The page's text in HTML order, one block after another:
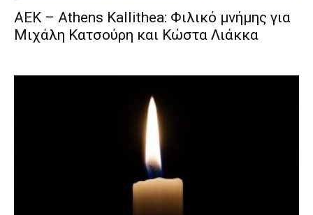
ΑΕΚ – Athens Kallithea: Φιλικό μνήμης για
Μιχάλη Κατσούρη και Κώστα Λιάκκα